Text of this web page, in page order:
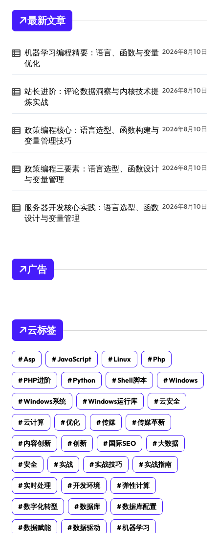
最新文章
机器学习编程精要：语言、函数与变量
优化
2026年8月10日
站长进阶：评论数据洞察与内核技术提
炼实战
2026年8月10日
政策编程核心：语言选型、函数构建与
变量管理技巧
2026年8月10日
政策编程三要素：语言选型、函数设计
与变量管理
2026年8月10日
服务器开发核心实践：语言选型、函数
设计与变量管理
2026年8月10日
广告
云标签
Asp JavaScript Linux Php
PHP进阶 Python Shell脚本 Windows
Windows系统 Windows运行库 云安全
云计算 优化 传媒 传媒革新
内容创新 创新 国际SEO 大数据
安全 实战 实战技巧 实战指南
实时处理 开发环境 弹性计算
数字化转型 数据库 数据库配置
数据赋能 数据驱动 机器学习